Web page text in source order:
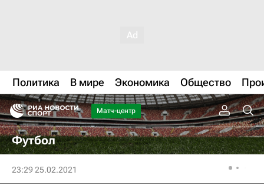
Политика В мире Экономика Общество
Матч-центр
Футбол
23:29 25.02.2021